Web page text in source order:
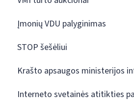
Įmonių VDU palyginimas
STOP šešėliui
Krašto apsaugos ministerijos
Interneto svetainės atitikties